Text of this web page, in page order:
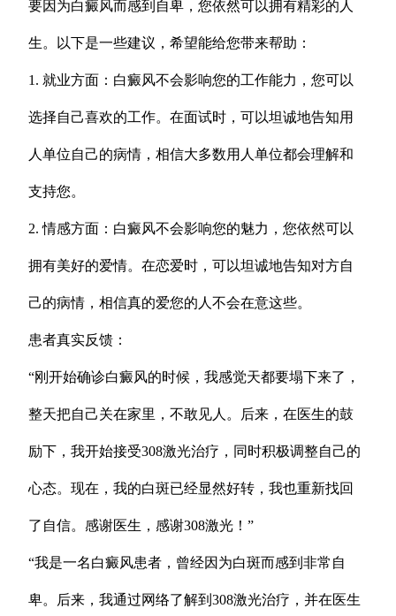
要因为白癜风而感到自卑，您依然可以拥有精彩的人
生。以下是一些建议，希望能给您带来帮助：
1. 就业方面：白癜风不会影响您的工作能力，您可以
选择自己喜欢的工作。在面试时，可以坦诚地告知用
人单位自己的病情，相信大多数用人单位都会理解和
支持您。
2. 情感方面：白癜风不会影响您的魅力，您依然可以
拥有美好的爱情。在恋爱时，可以坦诚地告知对方自
己的病情，相信真的爱您的人不会在意这些。
患者真实反馈：
“刚开始确诊白癜风的时候，我感觉天都要塌下来了，
整天把自己关在家里，不敢见人。后来，在医生的鼓
励下，我开始接受308激光治疗，同时积极调整自己的
心态。现在，我的白斑已经显然好转，我也重新找回
了自信。感谢医生，感谢308激光！”
“我是一名白癜风患者，曾经因为白斑而感到非常自
卑。后来，我通过网络了解到308激光治疗，并在医生